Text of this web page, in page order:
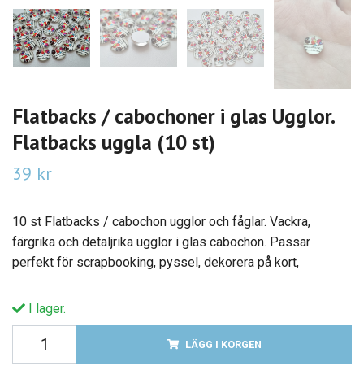
Flatbacks / cabochoner i glas Ugglor.
Flatbacks uggla (10 st)
39 kr
10 st Flatbacks / cabochon ugglor och fåglar. Vackra,
färgrika och detaljrika ugglor i glas cabochon. Passar
perfekt för scrapbooking, pyssel, dekorera på kort,
I lager.
LÄGG I KORGEN